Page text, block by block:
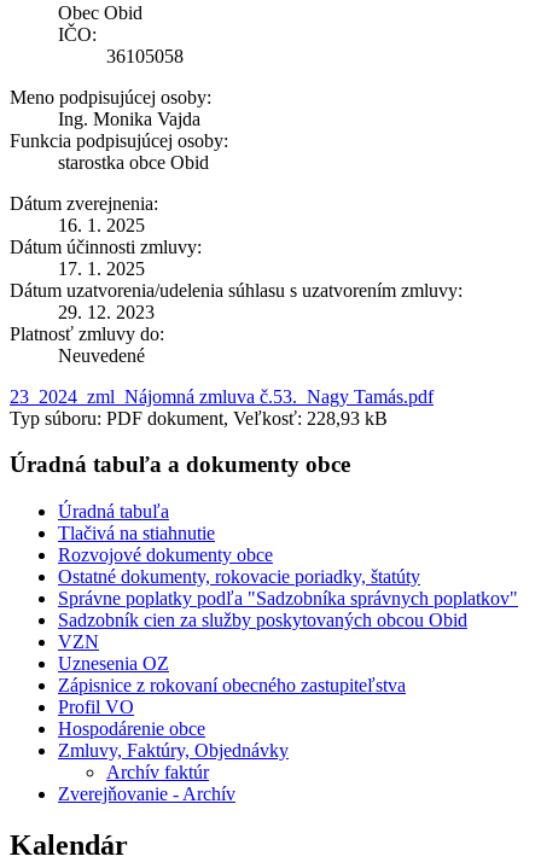
Obec Obid
IČO:
36105058
Meno podpisujúcej osoby:
Ing. Monika Vajda
Funkcia podpisujúcej osoby:
starostka obce Obid
Dátum zverejnenia:
16. 1. 2025
Dátum účinnosti zmluvy:
17. 1. 2025
Dátum uzatvorenia/udelenia súhlasu s uzatvorením zmluvy:
29. 12. 2023
Platnosť zmluvy do:
Neuvedené
23_2024_zml_Nájomná zmluva č.53._Nagy Tamás.pdf
Typ súboru: PDF dokument, Veľkosť: 228,93 kB
Úradná tabuľa a dokumenty obce
Úradná tabuľa
Tlačivá na stiahnutie
Rozvojové dokumenty obce
Ostatné dokumenty, rokovacie poriadky, štatúty
Správne poplatky podľa "Sadzobníka správnych poplatkov"
Sadzobník cien za služby poskytovaných obcou Obid
VZN
Uznesenia OZ
Zápisnice z rokovaní obecného zastupiteľstva
Profil VO
Hospodárenie obce
Zmluvy, Faktúry, Objednávky
Archív faktúr
Zverejňovanie - Archív
Kalendár